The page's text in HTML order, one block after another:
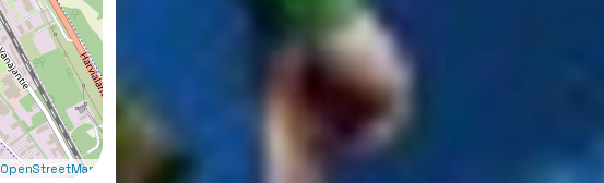
OpenStreetMap